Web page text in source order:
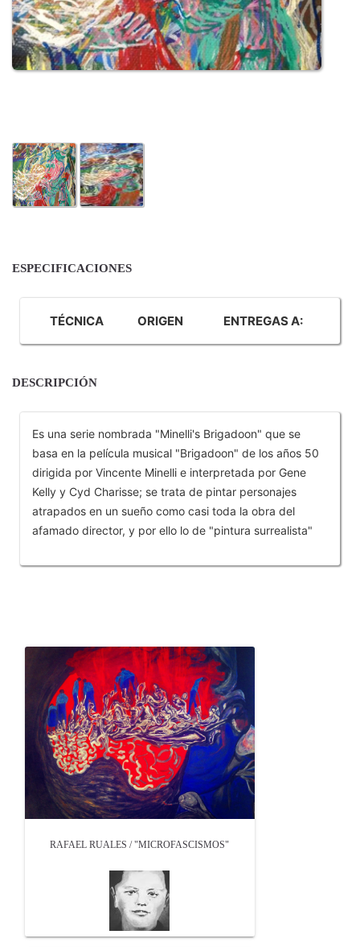
ESPECIFICACIONES
TÉCNICA ORIGEN ENTREGAS A:
DESCRIPCIÓN
Es una serie nombrada "Minelli's Brigadoon" que se
basa en la película musical "Brigadoon" de los años 50
dirigida por Vincente Minelli e interpretada por Gene
Kelly y Cyd Charisse; se trata de pintar personajes
atrapados en un sueño como casi toda la obra del
afamado director, y por ello lo de "pintura surrealista"
RAFAEL RUALES / "MICROFASCISMOS"